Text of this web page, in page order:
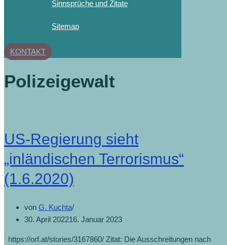
Sinnsprüche und Zitate
Sitemap
KONTAKT
Polizeigewalt
US-Regierung sieht
„inländischen Terrorismus“
(1.6.2020)
von G. Kuchta
30. April 202216. Januar 2023
https://orf.at/stories/3167860/ Zitat: Die Ausschreitungen nach